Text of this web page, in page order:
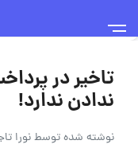
تاخیر در
ندادن ندارد!
نوشته شده توسطنورا